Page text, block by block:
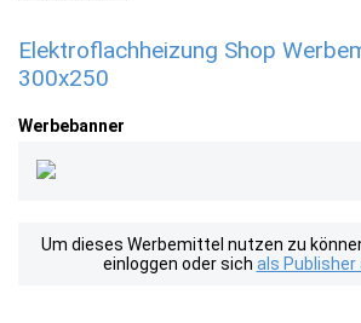
Elektroflachheizung Shop
300x250
Werbebanner
Um dieses Werbemittel nutzen zu
einloggen oder sich als Publisher